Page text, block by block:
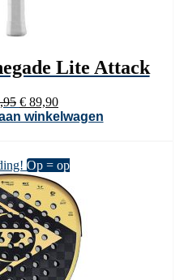
Lite Attack
Oorspronkelijke
prijs
€ 89,90Huidige
prijs
winkelwagen
Op = op